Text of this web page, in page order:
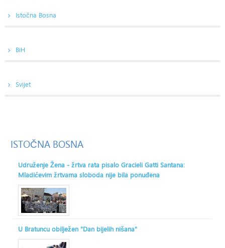
Istočna Bosna
BiH
Svijet
ISTOČNA BOSNA
Udruženje Žena - žrtva rata pisalo Gracieli Gatti Santana:
Mladićevim žrtvama sloboda nije bila ponuđena
U Bratuncu obilježen "Dan bijelih nišana"